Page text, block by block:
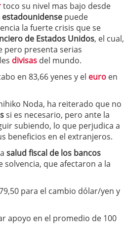
toco su nivel mas bajo desde
puede
la fuerte crisis que se
de Estados Unidos, el cual,
pero presenta serias
divisas del mundo.
en 83,66 yenes y el euro en
Noda, ha reiterado que no
si es necesario, pero ante la
subiendo, lo que perjudica a
beneficios en el extranjeros.
salud fiscal de los bancos
que afectaron a la
para el cambio dólar/yen y
apoyo en el promedio de 100